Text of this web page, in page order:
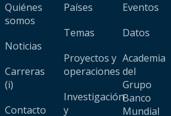
Quiénes
somos
Noticias
Carreras
(i)
Contacto
Países
Temas
Proyectos y
operaciones
Investigación
y
Eventos
Datos
Academia
del
Grupo
Banco
Mundial